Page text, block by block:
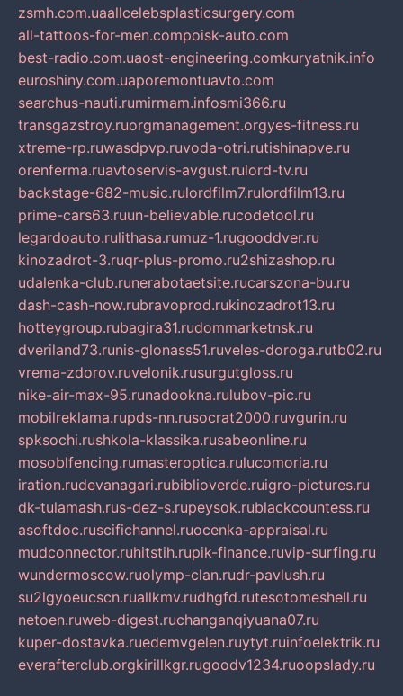
zsmh.com.uaallcelebsplasticsurgery.com
all-tattoos-for-men.compoisk-auto.com
best-radio.com.uaost-engineering.comkuryatnik.info
euroshiny.com.uaporemontuavto.com
searchus-nauti.rumirmam.infosmi366.ru
transgazstroy.ruorgmanagement.orgyes-fitness.ru
xtreme-rp.ruwasdpvp.ruvoda-otri.rutishinapve.ru
orenferma.ruavtoservis-avgust.rulord-tv.ru
backstage-682-music.rulordfilm7.rulordfilm13.ru
prime-cars63.ruun-believable.rucodetool.ru
legardoauto.rulithasa.rumuz-1.rugooddver.ru
kinozadrot-3.ruqr-plus-promo.ru2shizashop.ru
udalenka-club.runerabotaetsite.rucarszona-bu.ru
dash-cash-now.rubravoprod.rukinozadrot13.ru
hotteygroup.rubagira31.rudommarketnsk.ru
dveriland73.runis-glonass51.ruveles-doroga.rutb02.ru
vrema-zdorov.ruvelonik.rusurgutgloss.ru
nike-air-max-95.runadookna.rulubov-pic.ru
mobilreklama.rupds-nn.rusocrat2000.ruvgurin.ru
spksochi.rushkola-klassika.rusabeonline.ru
mosoblfencing.rumasteroptica.rulucomoria.ru
iration.rudevanagari.rubiblioverde.ruigro-pictures.ru
dk-tulamash.rus-dez-s.rupeysok.rublackcountess.ru
asoftdoc.ruscifichannel.ruocenka-appraisal.ru
mudconnector.ruhitstih.rupik-finance.ruvip-surfing.ru
wundermoscow.ruolymp-clan.rudr-pavlush.ru
su2lgyoeucscn.ruallkmv.rudhgfd.rutesotomeshell.ru
netoen.ruweb-digest.ruchanganqiyuana07.ru
kuper-dostavka.ruedemvgelen.ruytyt.ruinfoelektrik.ru
everafterclub.orgkirillkgr.rugoodv1234.ruoopslady.ru